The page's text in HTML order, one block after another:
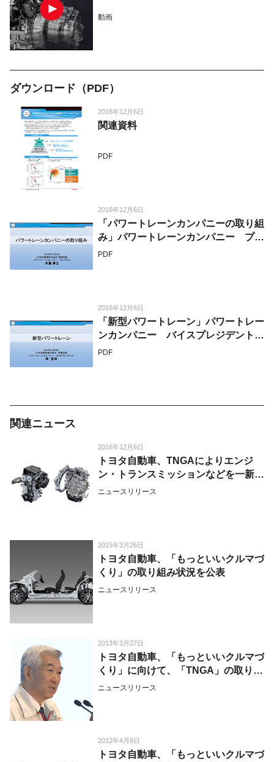
動画
ダウンロード（PDF）
2016年12月6日
関連資料
PDF
2016年12月6日
「パワートレーンカンパニーの取り組
み」パワートレーンカンパニー プレ
ジデント 水島 寿之
PDF
2016年12月6日
「新型パワートレーン」パワートレー
ンカンパニー バイスプレジデント
岸 宏尚
PDF
関連ニュース
2016年12月6日
トヨタ自動車、TNGAによりエンジ
ン・トランスミッションなどを一新
し、スムースでキビキビとした“思い
ニュースリリース
2015年3月26日
トヨタ自動車、「もっといいクルマづ
くり」の取り組み状況を公表
ニュースリリース
2013年3月27日
トヨタ自動車、「もっといいクルマづ
くり」に向けて、「TNGA」の取り組
み状況を公表
ニュースリリース
2012年4月9日
トヨタ自動車、「もっといいクルマづ